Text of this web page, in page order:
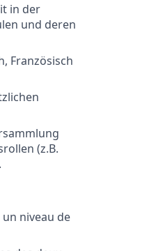
in der
und deren
Französisch
(z.B.
niveau de